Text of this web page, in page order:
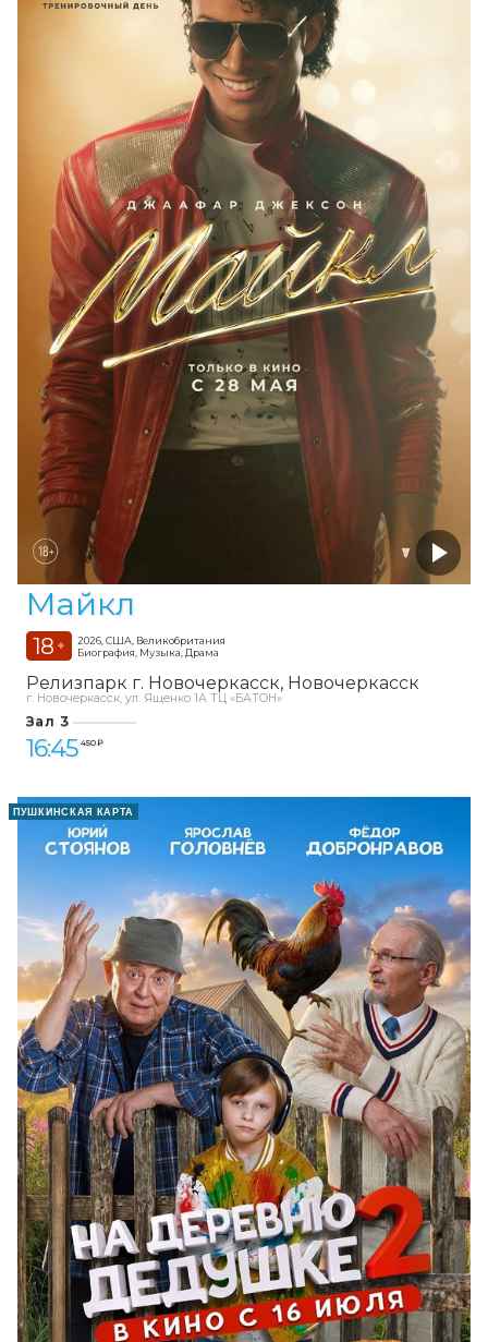
Майкл
18 +
2026, США, Великобритания
Биография, Музыка, Драма
Релизпарк г. Новочеркасск Новочеркасск
г. Новочеркасск, ул. Ященко 1А ТЦ «БАТОН»
Зал 3
16:45 450 ₽
ПУШКИНСКАЯ КАРТА